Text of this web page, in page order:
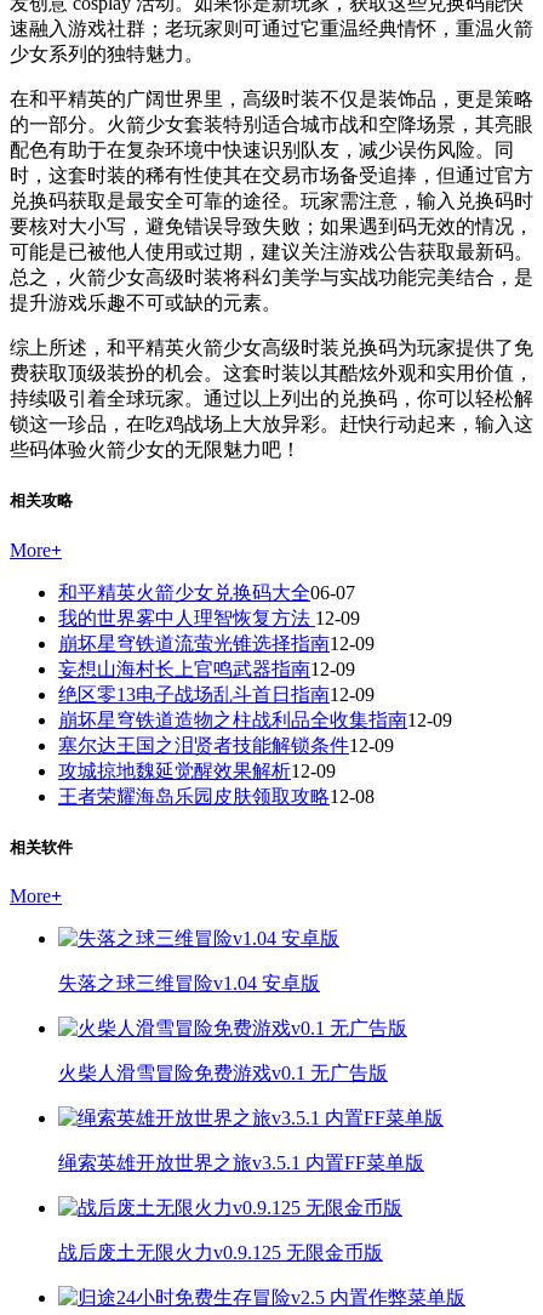
速融入游戏社群；老玩家则可通过它重温经典情怀，重温火箭
少女系列的独特魅力。
在和平精英的广阔世界里，高级时装不仅是装饰品，更是策略
的一部分。火箭少女套装特别适合城市战和空降场景，其亮眼
配色有助于在复杂环境中快速识别队友，减少误伤风险。同
时，这套时装的稀有性使其在交易市场备受追捧，但通过官方
兑换码获取是最安全可靠的途径。玩家需注意，输入兑换码时
要核对大小写，避免错误导致失败；如果遇到码无效的情况，
可能是已被他人使用或过期，建议关注游戏公告获取最新码。
总之，火箭少女高级时装将科幻美学与实战功能完美结合，是
提升游戏乐趣不可或缺的元素。
综上所述，和平精英火箭少女高级时装兑换码为玩家提供了免
费获取顶级装扮的机会。这套时装以其酷炫外观和实用价值，
持续吸引着全球玩家。通过以上列出的兑换码，你可以轻松解
锁这一珍品，在吃鸡战场上大放异彩。赶快行动起来，输入这
些码体验火箭少女的无限魅力吧！
相关攻略
More+
和平精英火箭少女兑换码大全06-07
我的世界雾中人理智恢复方法 12-09
崩坏星穹铁道流萤光锥选择指南12-09
妄想山海村长上官鸣武器指南12-09
绝区零13电子战场乱斗首日指南12-09
崩坏星穹铁道造物之柱战利品全收集指南12-09
塞尔达王国之泪贤者技能解锁条件12-09
攻城掠地魏延觉醒效果解析12-09
王者荣耀海岛乐园皮肤领取攻略12-08
相关软件
More+
失落之球三维冒险v1.04 安卓版
火柴人滑雪冒险免费游戏v0.1 无广告版
绳索英雄开放世界之旅v3.5.1 内置FF菜单版
战后废土无限火力v0.9.125 无限金币版